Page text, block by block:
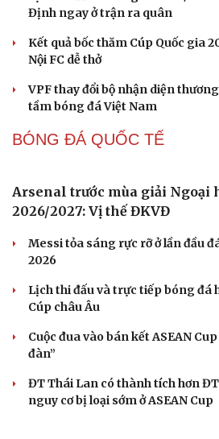
BÓNG ĐÁ VIỆT NAM
ĐT Việt Nam thiếu 5 trụ cột,
tươi rói trên sân tập
Tin bóng đá 6-8: Nhân tố bí ẩn
vs Campuchia?
Lịch thi đấu V-League 2026/
Định ngay ở trận ra quân
Kết quả bốc thăm Cúp Quốc gia
Nội FC dễ thở